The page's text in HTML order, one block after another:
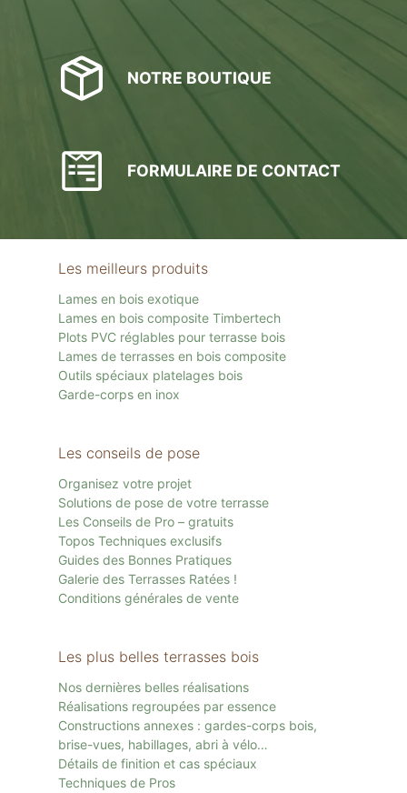
NOTRE BOUTIQUE
FORMULAIRE DE CONTACT
Les meilleurs produits
Lames en bois exotique
Lames en bois composite Timbertech
Plots PVC réglables pour terrasse bois
Lames de terrasses en bois composite
Outils spéciaux platelages bois
Garde-corps en inox
Les conseils de pose
Organisez votre projet
Solutions de pose de votre terrasse
Les Conseils de Pro – gratuits
Topos Techniques exclusifs
Guides des Bonnes Pratiques
Galerie des Terrasses Ratées !
Conditions générales de vente
Les plus belles terrasses bois
Nos dernières belles réalisations
Réalisations regroupées par essence
Constructions annexes : gardes-corps bois,
brise-vues, habillages, abri à vélo…
Détails de finition et cas spéciaux
Techniques de Pros